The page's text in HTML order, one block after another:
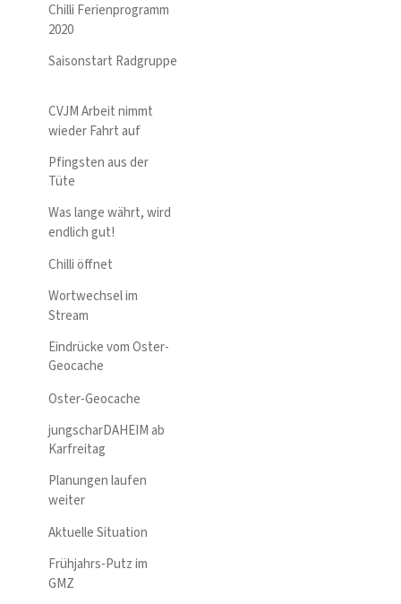
Chilli Ferienprogramm
2020
Saisonstart Radgruppe
CVJM Arbeit nimmt
wieder Fahrt auf
Pfingsten aus der
Tüte
Was lange währt, wird
endlich gut!
Chilli öffnet
Wortwechsel im
Stream
Eindrücke vom Oster-
Geocache
Oster-Geocache
jungscharDAHEIM ab
Karfreitag
Planungen laufen
weiter
Aktuelle Situation
Frühjahrs-Putz im
GMZ